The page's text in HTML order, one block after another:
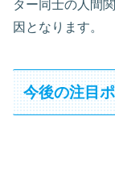
ター同士の人間
因となります。
今後の注目